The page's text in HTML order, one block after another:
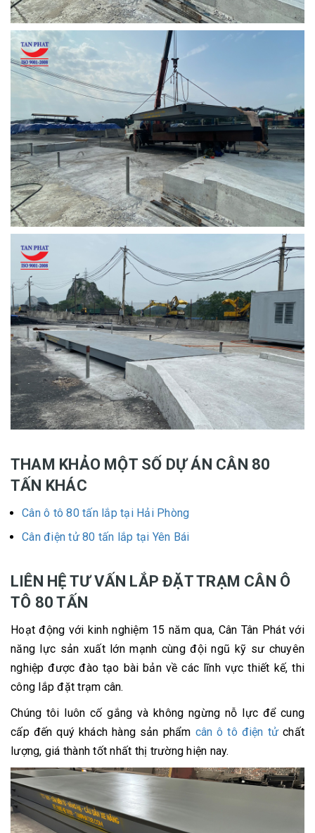
THAM KHẢO MỘT SỐ DỰ ÁN CÂN 80
TẤN KHÁC
Cân ô tô 80 tấn lắp tại Hải Phòng
Cân điện tử 80 tấn lắp tại Yên Bái
LIÊN HỆ TƯ VẤN LẮP ĐẶT TRẠM CÂN Ô
TÔ 80 TẤN
Hoạt động với kinh nghiệm 15 năm qua, Cân Tân Phát với
năng lực sản xuất lớn mạnh cùng đội ngũ kỹ sư chuyên
nghiệp được đào tạo bài bản về các lĩnh vực thiết kế, thi
công lắp đặt trạm cân.
Chúng tôi luôn cố gắng và không ngừng nỗ lực để cung
cấp đến quý khách hàng sản phẩm cân ô tô điện tử chất
lượng, giá thành tốt nhất thị trường hiện nay.